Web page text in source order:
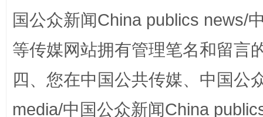
“蜀中异人”王建安的艺术幻境
国公众新闻China publics news/
等传媒网站拥有管理笔名和留言
四、您在中国公共传媒、中国公
media/中国公众新闻China